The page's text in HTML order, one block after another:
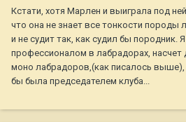
Кстати, хотя Марлен и выиграла под
что она не знает все тонкости породы
и не судит так, как судил бы породник.
профессионалом в лабрадорах, насчет
моно лабрадоров,(как писалось выше),
бы была председателем клуба...